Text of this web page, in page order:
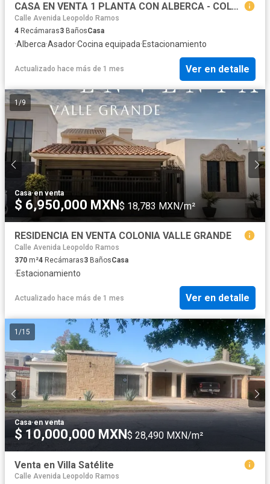
CASA EN VENTA 1 PLANTA CON ALBERCA - COLONIA MODELO.
Calle Avenida Leopoldo Ramos
4 Recámaras3 BañosCasa
·Alberca·Asador·Cocina equipada·Estacionamiento
Actualizado hace más de 1 mes Ver en detalle
1/9
Casa·en venta
$ 6,950,000 MXN$ 18,783 MXN/m²
RESIDENCIA EN VENTA COLONIA VALLE GRANDE
Calle Avenida Leopoldo Ramos
370 m²4 Recámaras3 BañosCasa
·Estacionamiento
Actualizado hace más de 1 mes Ver en detalle
1 /15
Casa·en venta
$ 10,000,000 MXN$ 28,490 MXN/m²
Venta en Villa Satélite
Calle Avenida Leopoldo Ramos